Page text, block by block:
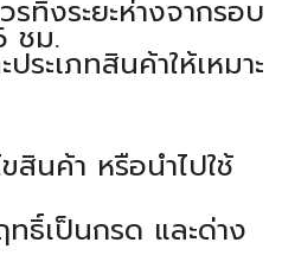
ทิ้งระยะห่างจากรอบ
ชม.
ระเภทสินค้าให้เหมาะ
นค้า หรือนำไปใช้
ทธิ์เป็นกรด และด่าง